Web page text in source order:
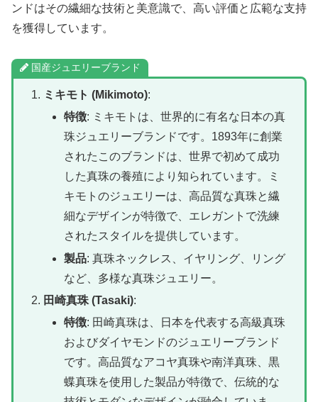
ンドはその繊細な技術と美意識で、高い評価と広範な支持
を獲得しています。
国産ジュエリーブランド
ミキモト (Mikimoto):
特徴: ミキモトは、世界的に有名な日本の真
珠ジュエリーブランドです。1893年に創業
されたこのブランドは、世界で初めて成功
した真珠の養殖により知られています。ミ
キモトのジュエリーは、高品質な真珠と繊
細なデザインが特徴で、エレガントで洗練
されたスタイルを提供しています。
製品:真珠ネックレス、イヤリング、リング
など、多様な真珠ジュエリー。
田崎真珠 (Tasaki):
特徴: 田崎真珠は、日本を代表する高級真珠
およびダイヤモンドのジュエリーブランド
です。高品質なアコヤ真珠や南洋真珠、黒
蝶真珠を使用した製品が特徴で、伝統的な